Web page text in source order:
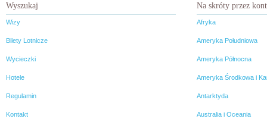
Wyszukaj
Wizy
Bilety Lotnicze
Wycieczki
Hotele
Regulamin
Kontakt
Na skróty przez
Afryka
Ameryka Południowa
Ameryka Północna
Ameryka Środkowa i
Antarktyda
Australia i Oceania